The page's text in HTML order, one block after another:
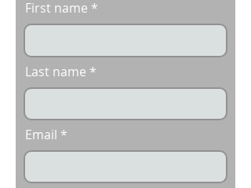
First name
Last name
Email